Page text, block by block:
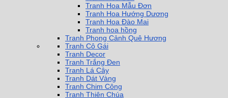
Tranh Hoa Mẫu Đơn
Tranh Hoa Hướng Dương
Tranh Hoa Đào Mai
Tranh hoa hồng
Tranh Phong Cảnh Quê Hương
Tranh Cô Gái
Tranh Decor
Tranh Trắng Đen
Tranh Lá Cây
Tranh Dát Vàng
Tranh Chim Công
Tranh Thiên Chúa